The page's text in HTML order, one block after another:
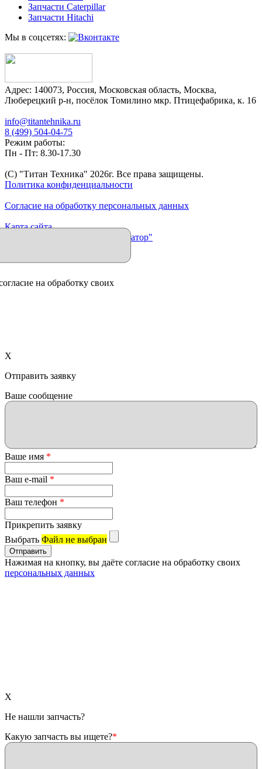
Запчасти Caterpillar
Запчасти Hitachi
Мы в соцсетях:
Адрес: 140073, Россия, Московская область, Москва,
Люберецкий р-н, посёлок Томилино мкр. Птицефабрика, к. 16
info@titantehnika.ru
8 (499) 504-04-75
Режим работы:
Пн - Пт: 8.30-17.30
(C) "Титан Техника" 2026г. Все права защищены.
Политика конфиденциальности
Согласие на обработку персональных данных
Карта сайта
Продвижение сайта "Иллюминатор"
на обработку своих
X
Отправить заявку
Ваше сообщение
Ваше имя *
Ваш e-mail *
Ваш телефон *
Прикрепить заявку
Выбрать Файл не выбран
Нажимая на кнопку, вы даёте согласие на обработку своих
персональных данных
X
Не нашли запчасть?
Какую запчасть вы ищете?*